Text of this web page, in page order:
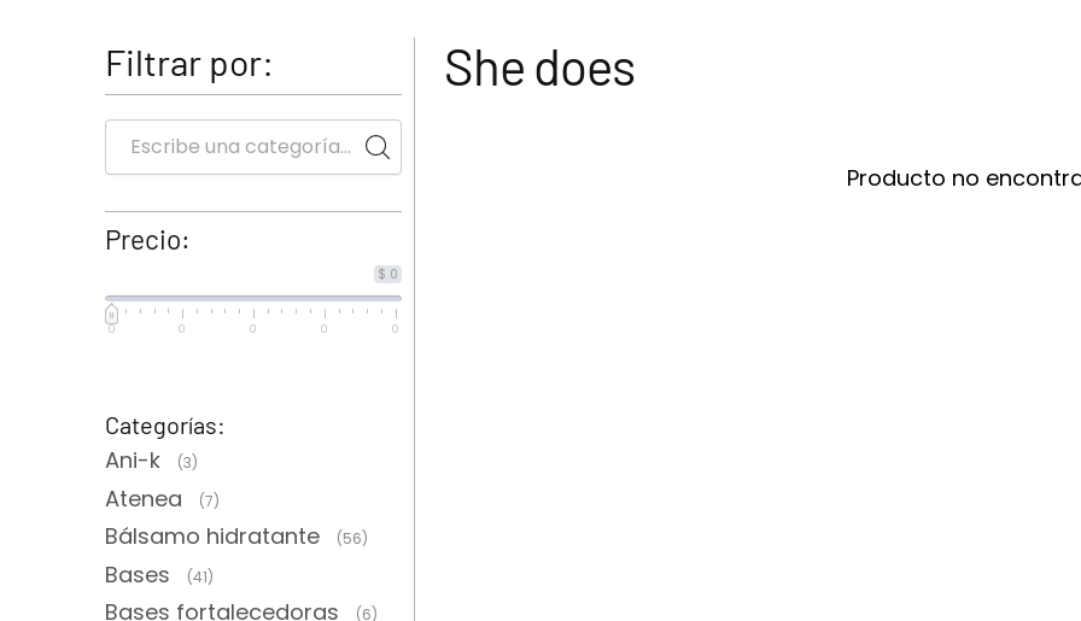
She does
Producto no
Filtrar por:
Precio:
$ 0
0 0 0 0 0
Categorías:
Ani-k (3)
Atenea (7)
Bálsamo hidratante (56)
Bases (41)
Bases fortalecedoras (6)